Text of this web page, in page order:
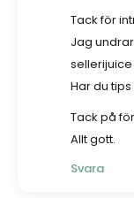
Tack för
Jag
Har du
Tack på
Allt gott.
Svara